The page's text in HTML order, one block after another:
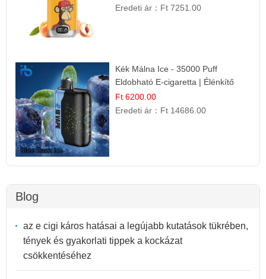
Eredeti ár： Ft 7251.00
Kék Málna Ice - 35000 Puff
Eldobható E-cigaretta | Élénkítő
Gyümölcsös Frissesség!
Ft 6200.00
Eredeti ár： Ft 14686.00
Blog
az e cigi káros hatásai a legújabb kutatások tükrében,
tények és gyakorlati tippek a kockázat
csökkentéséhez